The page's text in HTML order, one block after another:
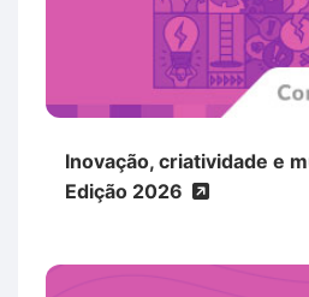
Inovação, criatividade e
Edição 2026